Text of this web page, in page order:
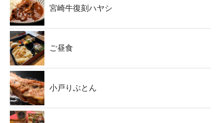
宮崎牛復刻ハヤシ
ご昼食
小戸りぶとん